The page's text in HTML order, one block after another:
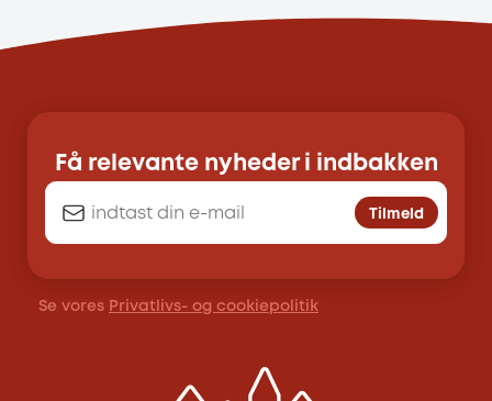
Få relevante nyheder i indbakken
Tilmeld
Se vores Privatlivs- og cookiepolitik